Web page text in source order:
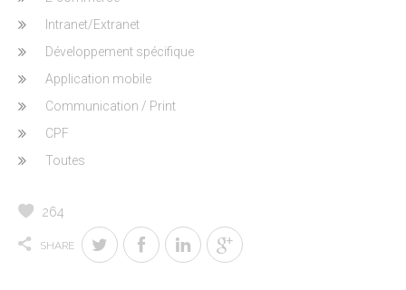
Intranet/Extranet
Développement spécifique
Application mobile
Communication / Print
CPF
Toutes
264
SHARE